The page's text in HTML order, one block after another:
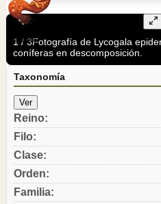
1 / 3Fotografía de Lycogala
coníferas en descomposición.
Taxonomía
Ver
Reino:
Filo:
Clase:
Orden:
Familia: